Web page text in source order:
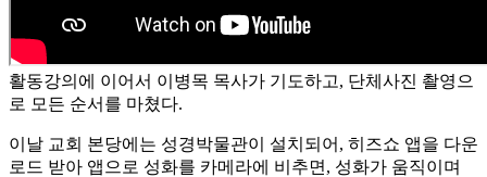
활동강의에 이어서 이병목 목사가 기도하고, 단체사진 촬영으
로 모든 순서를 마쳤다.
이날 교회 본당에는 성경박물관이 설치되어, 히즈쇼 앱을 다운
로드 받아 앱으로 성화를 카메라에 비추면, 성화가 움직이며